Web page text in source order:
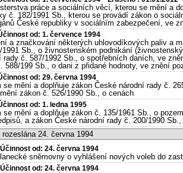
práce a sociálních věcí, kterou se mění a
č. 182/1991 Sb., kterou se provádí zákon o
České republiky v sociálním zabezpečení, ve
od: 1. července 1994
a značkování některých uhlovodíkových paliv a
1991 Sb., o živnostenském podnikání
rady č. 587/1992 Sb., o spotřebních daních, ve
588/199 Sb., o dani z přidané hodnoty, ve znění
od: 29. června 1994
se mění a doplňuje zákon České národní rady č.
zákon č. 526/1990 Sb., o cenách
od: 1. ledna 1995
se mění a doplňuje zákon č. 135/1961 Sb., o
a zákon České národní rady č. 200/1990
rozeslána 24. června 1994
Účinnost od: 24. června 1994
sněmovny o vyhlášení nových voleb do
Účinnost od: 24. června 1994